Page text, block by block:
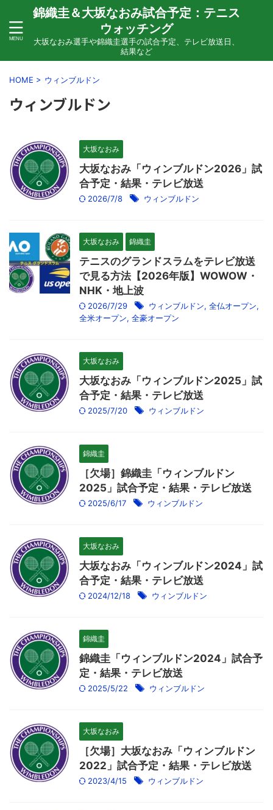
錦織圭＆大坂なおみ試合予定：テニス
ウォッチング
大坂なおみ選手や錦織圭選手の試合予定、テレビ放送日、
結果など
HOME > ウィンブルドン
ウィンブルドン
大坂なおみ
大坂なおみ「ウィンブルドン2026」試
合予定・結果・テレビ放送
2026/7/8 ウィンブルドン
大坂なおみ 錦織圭
テニスのグランドスラムをテレビ放送
で見る方法【2026年版】WOWOW・
NHK・地上波
2026/7/29 ウィンブルドン, 全仏オープン,
全米オープン, 全豪オープン
大坂なおみ
大坂なおみ「ウィンブルドン2025」試
合予定・結果・テレビ放送
2025/7/20 ウィンブルドン
錦織圭
［欠場］錦織圭「ウィンブルドン
2025」試合予定・結果・テレビ放送
2025/6/17 ウィンブルドン
大坂なおみ
大坂なおみ「ウィンブルドン2024」試
合予定・結果・テレビ放送
2024/12/18 ウィンブルドン
錦織圭
錦織圭「ウィンブルドン2024」試合予
定・結果・テレビ放送
2025/5/22 ウィンブルドン
大坂なおみ
［欠場］大坂なおみ「ウィンブルドン
2022」試合予定・結果・テレビ放送
2023/4/15 ウィンブルドン